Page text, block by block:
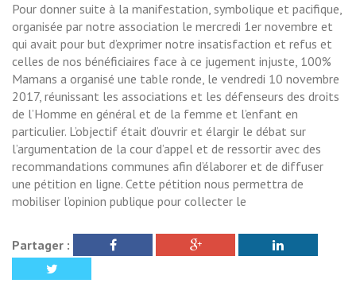
Pour donner suite à la manifestation, symbolique et pacifique,
organisée par notre association le mercredi 1er novembre et
qui avait pour but d’exprimer notre insatisfaction et refus et
celles de nos bénéficiaires face à ce jugement injuste, 100%
Mamans a organisé une table ronde, le vendredi 10 novembre
2017, réunissant les associations et les défenseurs des droits
de l’Homme en général et de la femme et l’enfant en
particulier. L’objectif était d’ouvrir et élargir le débat sur
l’argumentation de la cour d’appel et de ressortir avec des
recommandations communes afin d’élaborer et de diffuser
une pétition en ligne. Cette pétition nous permettra de
mobiliser l’opinion publique pour collecter le
Partager :